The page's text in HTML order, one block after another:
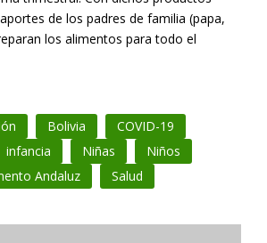
de los padres de familia (papa,
los alimentos para todo el
Bolivia
COVID-19
infancia Niñas
Niños
Andaluz Salud